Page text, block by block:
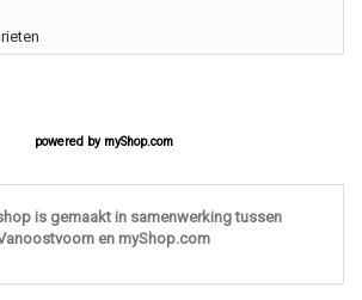
powered by myShop.com
is gemaakt in samenwerking tussen
en myShop.com